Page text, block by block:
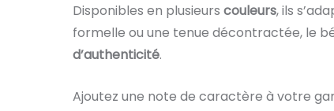
Disponibles en plusieurs couleurs, ils
formelle ou une tenue décontractée, le
d’authenticité.
Ajoutez une note de caractère à votre